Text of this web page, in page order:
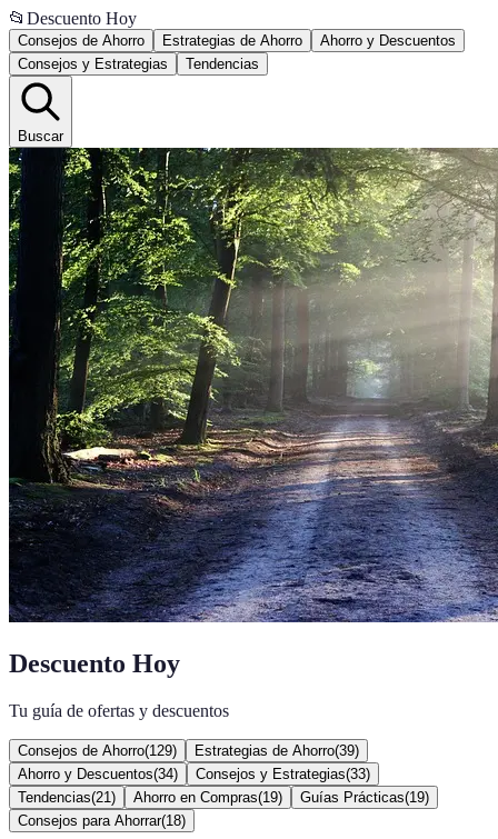
📂 Descuento Hoy
Consejos de Ahorro Estrategias de Ahorro
Ahorro y Descuentos
Consejos y Estrategias
Tendencias
Buscar
Descuento Hoy
Tu guía de ofertas y descuentos
Consejos de Ahorro(129) Estrategias de Ahorro(39)
Ahorro y Descuentos(34) Consejos y Estrategias(33)
Tendencias(21 ) Ahorro en Compras(19) Guías Prácticas(19)
Consejos para Ahorrar(18)